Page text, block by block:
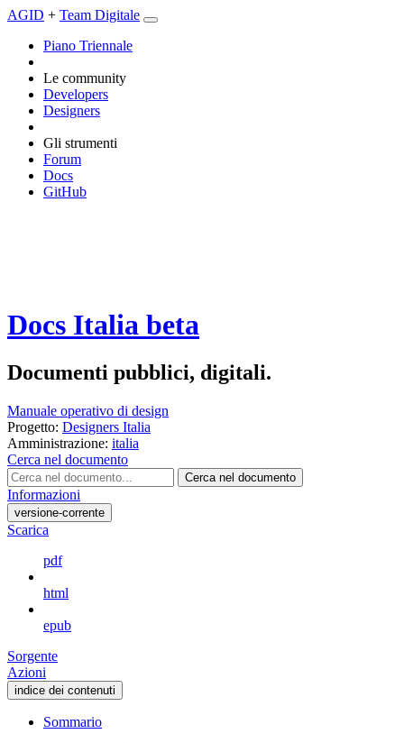
AGID + Team Digitale
Piano Triennale
Le community
Developers
Designers
Gli strumenti
Forum
Docs
GitHub
Docs Italia beta
Documenti pubblici, digitali.
Manuale operativo di design
Progetto: Designers Italia
Amministrazione: italia
Cerca nel documento
Cerca nel documento
Informazioni
versione-corrente
Scarica
pdf
html
epub
Sorgente
Azioni
indice dei contenuti
Sommario